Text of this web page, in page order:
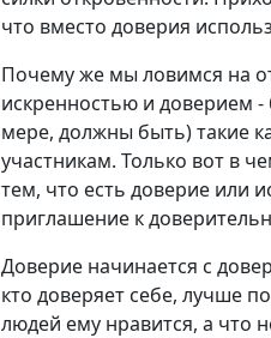
что вместо доверия
Почему же мы ловимся на
искренностью и доверием -
мере, должны быть) такие
участникам. Только вот в
тем, что есть доверие или
приглашение к
Доверие начинается с
кто доверяет себе, лучше
людей ему нравится, а что